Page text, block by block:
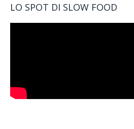
LO SPOT DI SLOW FOOD